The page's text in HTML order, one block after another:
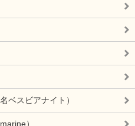
ベスビアナイト）
）